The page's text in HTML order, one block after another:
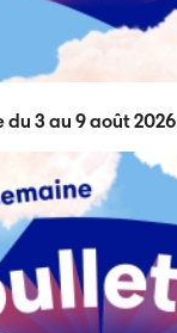
du 3 au 9 août 2026